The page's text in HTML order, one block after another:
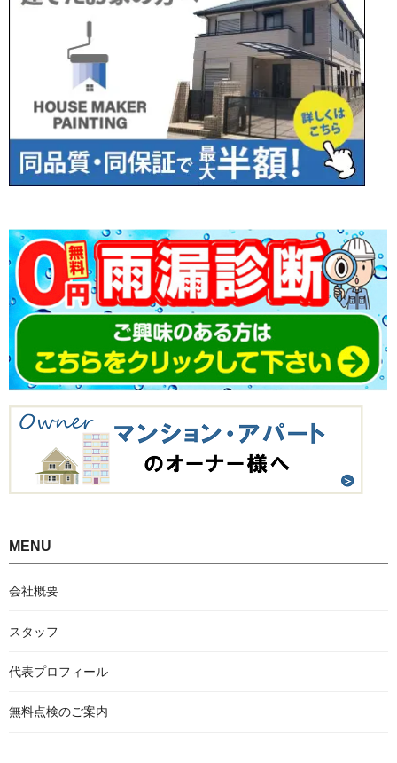
MENU
会社概要
スタッフ
代表プロフィール
無料点検のご案内